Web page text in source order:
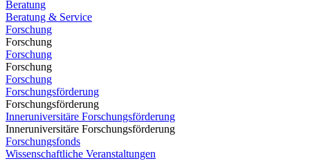
Beratung
Beratung & Service
Forschung
Forschung
Forschung
Forschung
Forschung
Forschungsförderung
Forschungsförderung
Inneruniversitäre Forschungsförderung
Inneruniversitäre Forschungsförderung
Forschungsfonds
Wissenschaftliche Veranstaltungen